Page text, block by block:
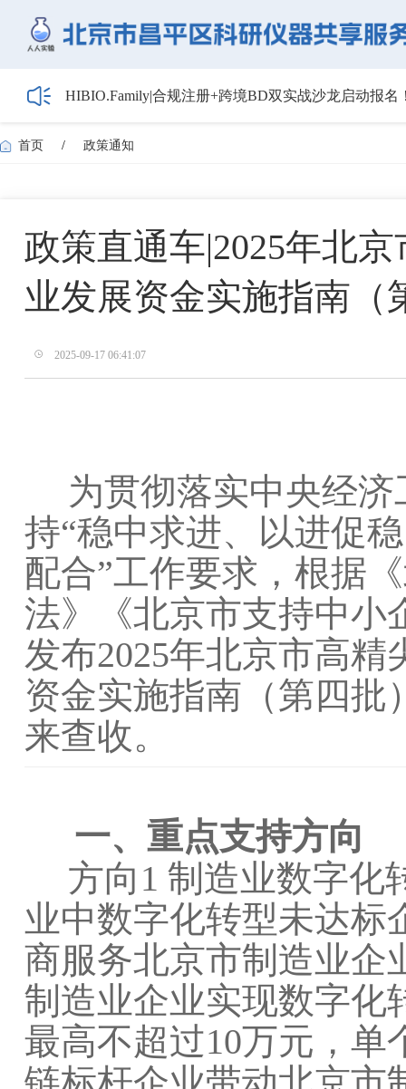
HIBIO.Family|合规注册+跨境BD双实战沙龙启动报名
【最新日程】2026年智慧电厂论坛议程首发！邀您4
关于召开2026年度昌平区高新技术企业培育工作会
首页 / 政策通知
政策直通车|2025年北
业发展资金实施指南（
2025-09-17 06:41:07
为贯彻落实中央经
持“稳中求进、以进促
配合”工作要求，根据
法》《北京市支持中小
发布2025年北京市高
资金实施指南（第四批
来查收。
一、重点支持方向
方向1 制造业数字化
业中数字化转型未达标
商服务北京市制造业企
制造业企业实现数字化
最高不超过10万元，单